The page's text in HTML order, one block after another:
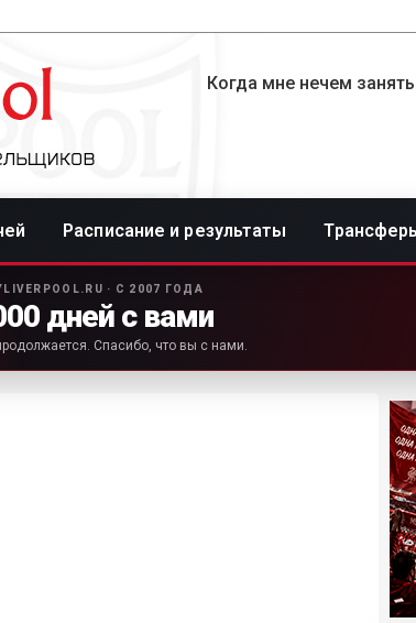
Когда мне нечем
Расписание и результаты
· С 2007 ГОДА
дней с вами
Спасибо, что вы с нами.